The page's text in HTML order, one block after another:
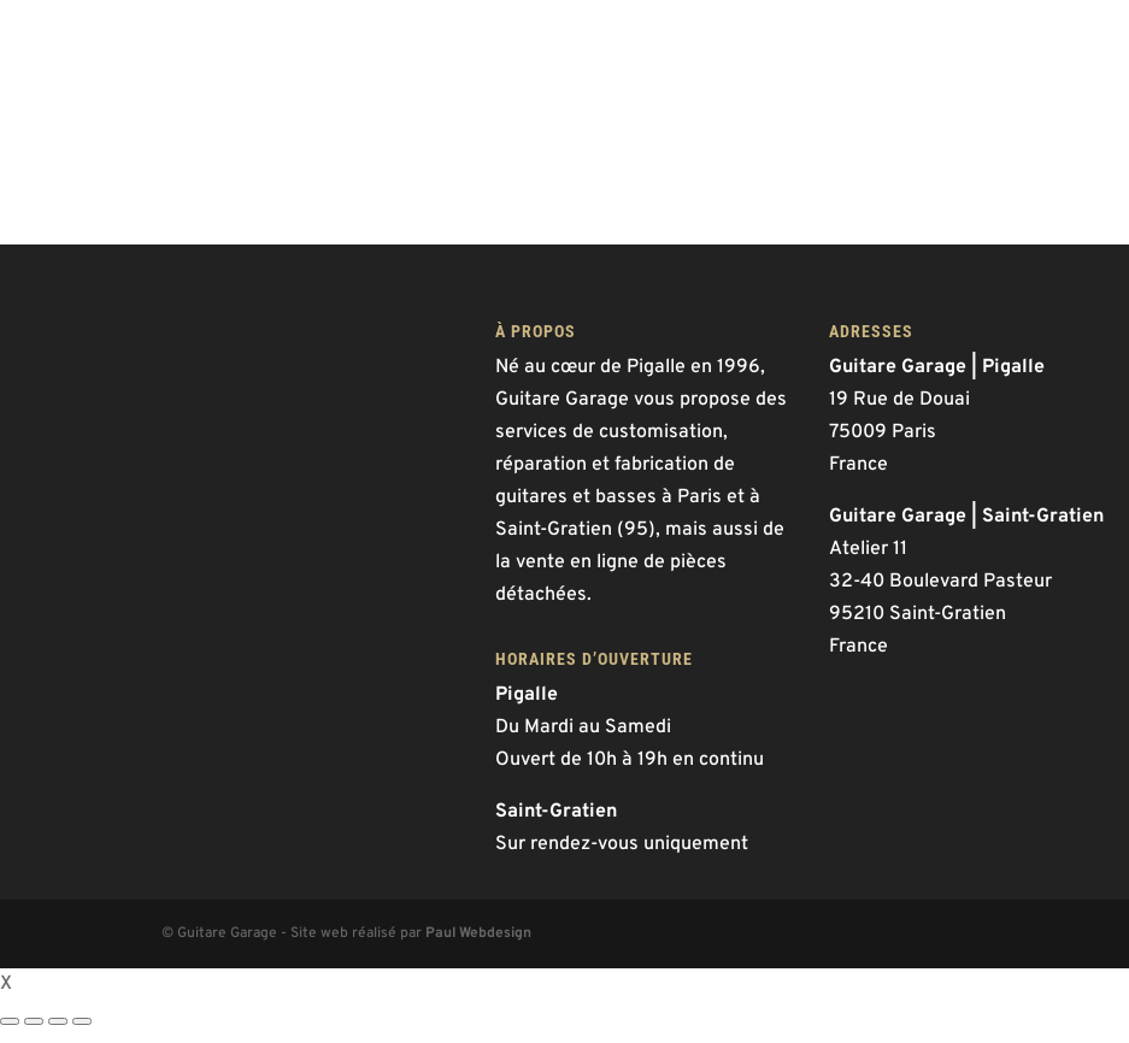
À PROPOS
Né au cœur de Pigalle en 1996,
Guitare Garage vous propose des
services de customisation,
réparation et fabrication de
guitares et basses à Paris et à
Saint-Gratien (95), mais aussi de
la vente en ligne de pièces
détachées.
HORAIRES D’OUVERTURE
Pigalle
Du Mardi au Samedi
Ouvert de 10h à 19h en continu
Saint-Gratien
Sur rendez-vous uniquement
ADRESSES
Guitare Garage | Pigalle
19 Rue de Douai
75009 Paris
France
Guitare Garage | Saint-Gratien
Atelier 11
32-40 Boulevard Pasteur
95210 Saint-Gratien
France
© Guitare Garage - Site web réalisé par Paul Webdesign
X